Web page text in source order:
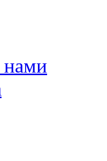
нами